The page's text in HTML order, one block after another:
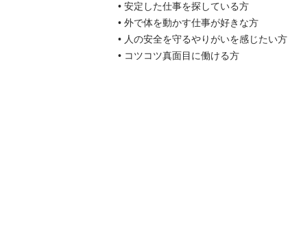
• 安定した仕事を探している方
• 外で体を動かす仕事が好きな方
• 人の安全を守るやりがいを感じたい方
• コツコツ真面目に働ける方